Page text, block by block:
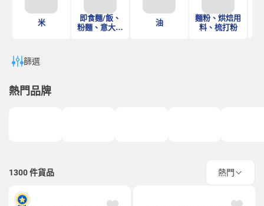
米
即食麵/飯、
粉麵、意大利
油
麵粉、烘焙用
料、梳打粉
篩選
熱門品牌
1300件貨品 熱門